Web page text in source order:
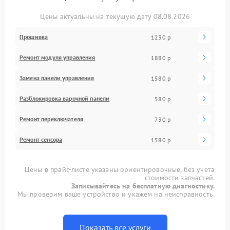
Цены актуальны на текущую дату 08.08.2026
Прошивка 1230 р
Ремонт модуля управления 1880 р
Замена панели управления 1580 р
Разблокировка варочной панели 580 р
Ремонт переключателя 730 р
Ремонт сенсора 1580 р
Цены в прайс-листе указаны ориентировочные, без учета
стоимости запчастей.
Записывайтесь на бесплатную диагностику.
Мы проверим ваше устройство и укажем на неисправность.
Показать все услуги